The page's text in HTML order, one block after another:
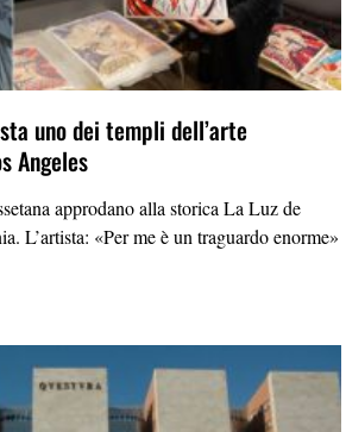
uno dei templi dell’arte
Angeles
approdano alla storica La Luz de
L’artista: «Per me è un traguardo enorme»